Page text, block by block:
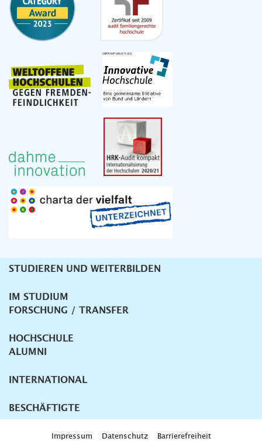
Unternavigation
STUDIEREN UND WEITERBILDEN
IM STUDIUM
FORSCHUNG / TRANSFER
HOCHSCHULE
ALUMNI
INTERNATIONAL
BESCHÄFTIGTE
Impressum Datenschutz Barrierefreiheit